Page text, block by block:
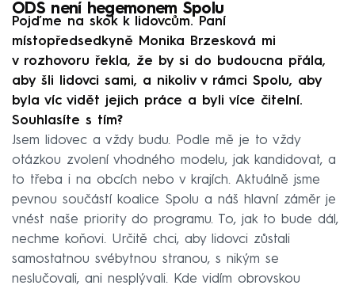
ODS není hegemonem Spolu
Pojďme na skok k lidovcům. Paní
místopředsedkyně Monika Brzesková mi
v rozhovoru řekla, že by si do budoucna přála,
aby šli lidovci sami, a nikoliv v rámci Spolu, aby
byla víc vidět jejich práce a byli více čitelní.
Souhlasíte s tím?
Jsem lidovec a vždy budu. Podle mě je to vždy
otázkou zvolení vhodného modelu, jak kandidovat, a
to třeba i na obcích nebo v krajích. Aktuálně jsme
pevnou součástí koalice Spolu a náš hlavní záměr je
vnést naše priority do programu. To, jak to bude dál,
nechme koňovi. Určitě chci, aby lidovci zůstali
samostatnou svébytnou stranou, s nikým se
neslučovali, ani nesplývali. Kde vidím obrovskou